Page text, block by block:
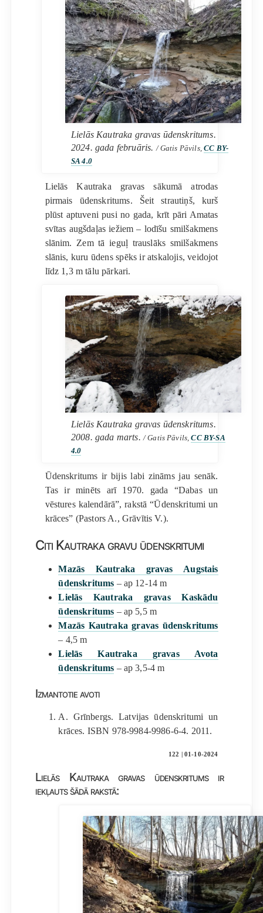
Lielās Kautraka gravas ūdenskritums.
2024. gada februāris. / Gatis Pāvils,CC BY-
SA 4.0
Lielās Kautraka gravas sākumā atrodas
pirmais ūdenskritums. Šeit strautiņš, kurš
plūst aptuveni pusi no gada, krīt pāri Amatas
svītas augšdaļas iežiem – lodīšu smilšakmens
slānim. Zem tā ieguļ trauslāks smilšakmens
slānis, kuru ūdens spēks ir atskalojis, veidojot
līdz 1,3 m tālu pārkari.
Lielās Kautraka gravas ūdenskritums.
2008. gada marts. / Gatis Pāvils,CC BY-SA
4.0
Ūdenskritums ir bijis labi zināms jau senāk.
Tas ir minēts arī 1970. gada “Dabas un
vēstures kalendārā”, rakstā “Ūdenskritumi un
krāces” (Pastors A., Grāvītis V.).
Citi Kautraka gravu ūdenskritumi
Mazās Kautraka gravas Augstais
ūdenskritums – ap 12-14 m
Lielās Kautraka gravas Kaskādu
ūdenskritums – ap 5,5 m
Mazās Kautraka gravas ūdenskritums
– 4,5 m
Lielās Kautraka gravas Avota
ūdenskritums – ap 3,5-4 m
Izmantotie avoti
A. Grīnbergs. Latvijas ūdenskritumi un
krāces. ISBN 978-9984-9986-6-4. 2011.
122 | 01-10-2024
Lielās Kautraka gravas ūdenskritums ir
iekļauts šādā rakstā: